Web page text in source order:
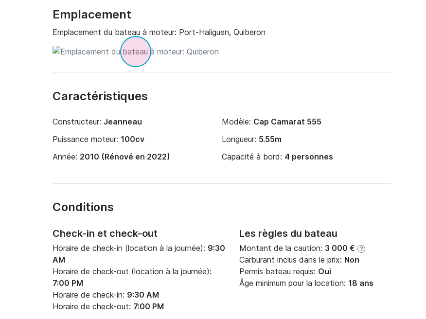
Emplacement
Emplacement du bateau à moteur: Port-Haliguen, Quiberon
Caractéristiques
Constructeur: Jeanneau Modèle: Cap Camarat 555
Puissance moteur: 100cv Longueur: 5.55m
Année: 2010 (Rénové en 2022) Capacité à bord: 4 personnes
Conditions
Check-in et check-out
Horaire de check-in (location à la journée): 9:30
AM
Horaire de check-out (location à la journée):
7:00 PM
Horaire de check-in: 9:30 AM
Horaire de check-out: 7:00 PM
Les règles du bateau
Montant de la caution: 3 000 € ?
Carburant inclus dans le prix: Non
Permis bateau requis: Oui
Âge minimum pour la location: 18 ans